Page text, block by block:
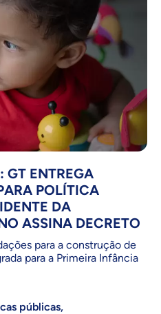
GT ENTREGA
POLÍTICA
DA
ASSINA DECRETO
para a construção de
para a Primeira Infância
públicas,